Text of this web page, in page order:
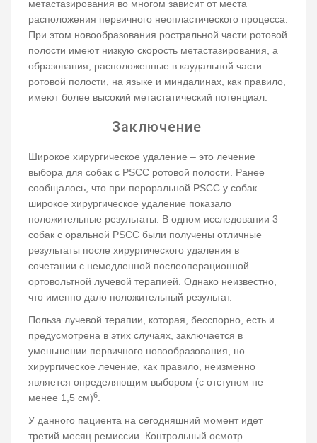
метастазирования во многом зависит от места
расположения первичного неопластического процесса.
При этом новообразования ростральной части ротовой
полости имеют низкую скорость метастазирования, а
образования, расположенные в каудальной части
ротовой полости, на языке и миндалинах, как правило,
имеют более высокий метастатический потенциал.
Заключение
Широкое хирургическое удаление – это лечение
выбора для собак с PSCC ротовой полости. Ранее
сообщалось, что при пероральной PSCC у собак
широкое хирургическое удаление показало
положительные результаты. В одном исследовании 3
собак с оральной PSCC были получены отличные
результаты после хирургического удаления в
сочетании с немедленной послеоперационной
ортовольтной лучевой терапией. Однако неизвестно,
что именно дало положительный результат.
Польза лучевой терапии, которая, бесспорно, есть и
предусмотрена в этих случаях, заключается в
уменьшении первичного новообразования, но
хирургическое лечение, как правило, неизменно
является определяющим выбором (с отступом не
менее 1,5 см)6.
У данного пациента на сегодняшний момент идет
третий месяц ремиссии. Контрольный осмотр